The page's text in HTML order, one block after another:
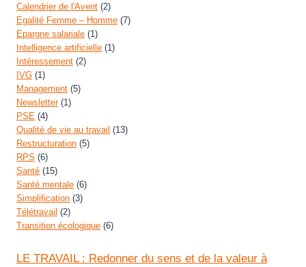
Calendrier de l'Avent (2)
Egalité Femme – Homme (7)
Epargne salariale (1)
Intelligence artificielle (1)
Intéressement (2)
IVG (1)
Management (5)
Newsletter(1)
PSE (4)
Qualité de vie au travail (13)
Restructuration (5)
RPS (6)
Santé (15)
Santé mentale (6)
Simplification (3)
Télétravail (2)
Transition écologique (6)
LE TRAVAIL : Redonner du sens et de la valeur à